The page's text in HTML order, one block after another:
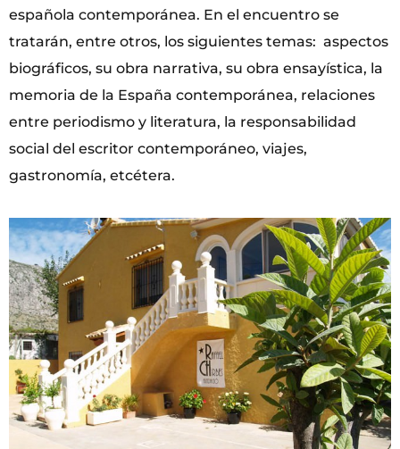
española contemporánea. En el encuentro se
tratarán, entre otros, los siguientes temas: aspectos
biográficos, su obra narrativa, su obra ensayística, la
memoria de la España contemporánea, relaciones
entre periodismo y literatura, la responsabilidad
social del escritor contemporáneo, viajes,
gastronomía, etcétera.